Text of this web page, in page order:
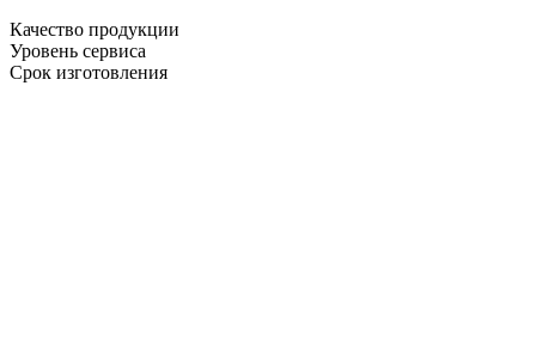
Качество продукции
Уровень сервиса
Срок изготовления